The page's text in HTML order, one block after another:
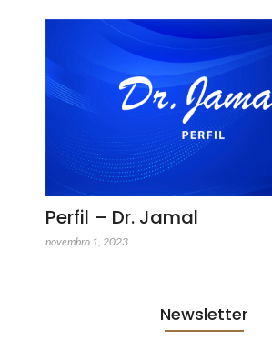
Perfil – Dr. Jamal
novembro 1, 2023
Newsletter